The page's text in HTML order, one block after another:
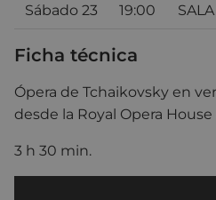
Sábado 23 19:00
Ficha técnica
Ópera de Tchaikovsky en
desde la Royal Opera
3 h 30 min.